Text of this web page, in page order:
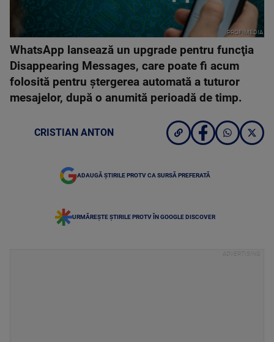
PROFIMEDIA
WhatsApp lansează un upgrade pentru funcţia
Disappearing Messages, care poate fi acum
folosită pentru ştergerea automată a tuturor
mesajelor, după o anumită perioadă de timp.
CRISTIAN ANTON
ADAUGĂ ȘTIRILE PROTV CA SURSĂ PREFERATĂ
URMĂREȘTE ȘTIRILE PROTV ÎN GOOGLE DISCOVER